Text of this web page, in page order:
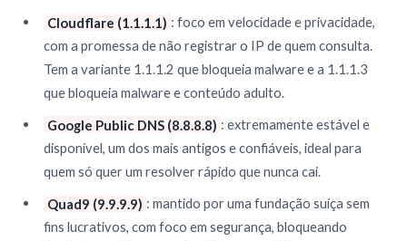
Cloudflare (1.1.1.1) : foco em velocidade e privacidade,
com a promessa de não registrar o IP de quem consulta.
Tem a variante 1.1.1.2 que bloqueia malware e a 1.1.1.3
que bloqueia malware e conteúdo adulto.
Google Public DNS (8.8.8.8) : extremamente estável e
disponível, um dos mais antigos e confiáveis, ideal para
quem só quer um resolver rápido que nunca cai.
Quad9 (9.9.9.9) : mantido por uma fundação suíça sem
fins lucrativos, com foco em segurança, bloqueando